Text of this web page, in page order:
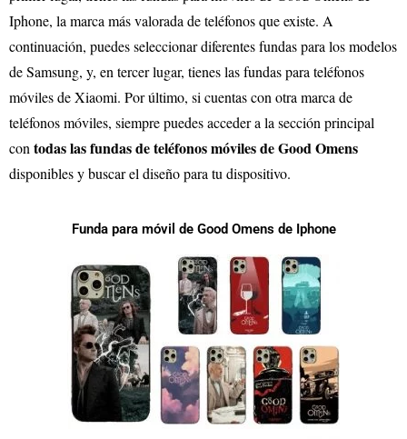
Iphone, la marca más valorada de teléfonos que existe. A
continuación, puedes seleccionar diferentes fundas para los modelos
de Samsung, y, en tercer lugar, tienes las fundas para teléfonos
móviles de Xiaomi. Por último, si cuentas con otra marca de
teléfonos móviles, siempre puedes acceder a la sección principal
con todas las fundas de teléfonos móviles de Good Omens
disponibles y buscar el diseño para tu dispositivo.
Funda para móvil de Good Omens de Iphone